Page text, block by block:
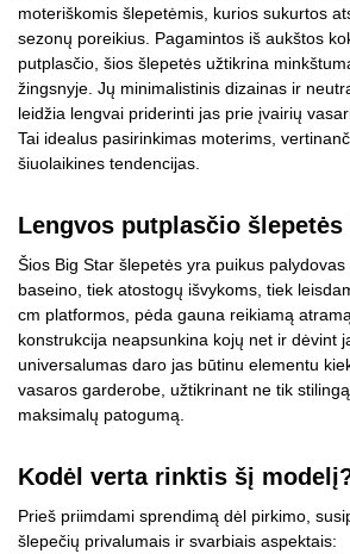
moteriškomis šlepetėmis, kurios sukurtos
sezonų poreikius. Pagamintos iš aukštos
putplasčio, šios šlepetės užtikrina
žingsnyje. Jų minimalistinis dizainas ir
leidžia lengvai priderinti jas prie įvairių
Tai idealus pasirinkimas moterims,
šiuolaikines tendencijas.
Lengvos putplasčio šlepetės
Šios Big Star šlepetės yra puikus
baseino, tiek atostogų išvykoms, tiek
cm platformos, pėda gauna reikiamą
konstrukcija neapsunkina kojų net ir dėvint
universalumas daro jas būtinu elementu
vasaros garderobe, užtikrinant ne tik
maksimalų patogumą.
Kodėl verta rinktis šį
Prieš priimdami sprendimą dėl pirkimo,
šlepečių privalumais ir svarbiais aspektais: